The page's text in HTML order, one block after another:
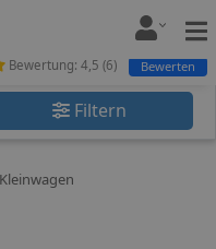
Filtern
Kleinwagen
Bewertung: 4,5 (6) Bewerten